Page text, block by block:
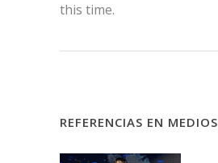
this time.
REFERENCIAS EN MEDIOS